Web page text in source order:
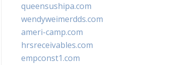
queensushipa.com
wendyweimerdds.com
ameri-camp.com
hrsreceivables.com
empconst1.com